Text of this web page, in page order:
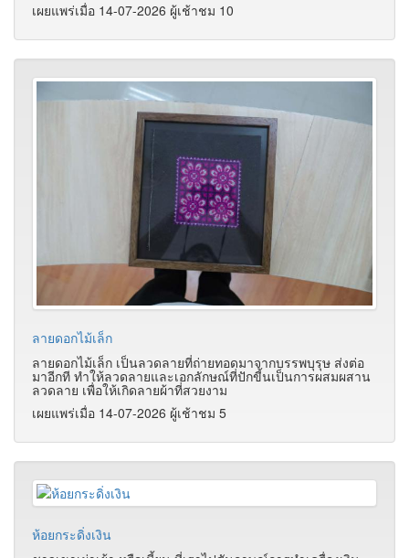
เผยแพร่เมื่อ 14-07-2026 ผู้เช้าชม 10
ลายดอกไม้เล็ก
ลายดอกไม้เล็ก เป็นลวดลายที่ถ่ายทอดมาจากบรรพบุรุษ ส่งต่อ
มาอีกที ทำให้ลวดลายและเอกลักษณ์ที่ปักขี้นเป็นการผสมผสาน
ลวดลาย เพื่อให้เกิดลายผ้าที่สวยงาม
เผยแพร่เมื่อ 14-07-2026 ผู้เช้าชม 5
ห้อยกระดิ่งเงิน